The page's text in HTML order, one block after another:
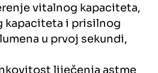
vitalnog kapaciteta,
kapaciteta i prisilnog
u prvoj sekundi,
liječenja astme